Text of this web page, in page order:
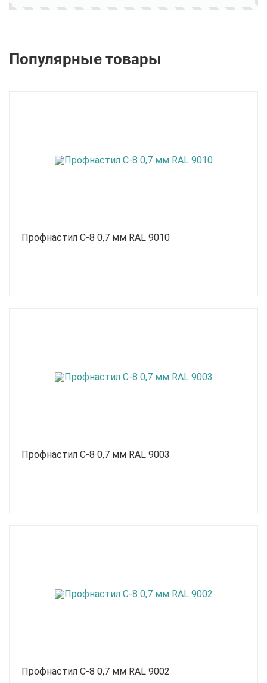
Популярные товары
Профнастил С-8 0,7 мм RAL 9010
Профнастил С-8 0,7 мм RAL 9003
Профнастил С-8 0,7 мм RAL 9002